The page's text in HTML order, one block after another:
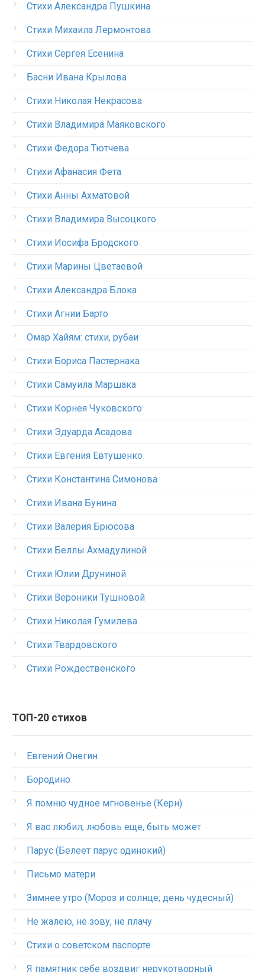
Стихи Александра Пушкина
Стихи Михаила Лермонтова
Стихи Сергея Есенина
Басни Ивана Крылова
Стихи Николая Некрасова
Стихи Владимира Маяковского
Стихи Федора Тютчева
Стихи Афанасия Фета
Стихи Анны Ахматовой
Стихи Владимира Высоцкого
Стихи Иосифа Бродского
Стихи Марины Цветаевой
Стихи Александра Блока
Стихи Агнии Барто
Омар Хайям: стихи, рубаи
Стихи Бориса Пастернака
Стихи Самуила Маршака
Стихи Корнея Чуковского
Стихи Эдуарда Асадова
Стихи Евгения Евтушенко
Стихи Константина Симонова
Стихи Ивана Бунина
Стихи Валерия Брюсова
Стихи Беллы Ахмадулиной
Стихи Юлии Друниной
Стихи Вероники Тушновой
Стихи Николая Гумилева
Стихи Твардовского
Стихи Рождественского
ТОП-20 стихов
Евгений Онегин
Бородино
Я помню чудное мгновенье (Керн)
Я вас любил, любовь еще, быть может
Парус (Белеет парус одинокий)
Письмо матери
Зимнее утро (Мороз и солнце; день чудесный)
Не жалею, не зову, не плачу
Стихи о советском паспорте
Я памятник себе воздвиг нерукотворный